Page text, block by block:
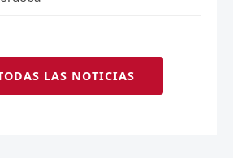
LAS NOTICIAS